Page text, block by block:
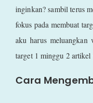
inginkan? sambil terus
fokus pada membuat
aku harus
target 1 minggu 2
Cara